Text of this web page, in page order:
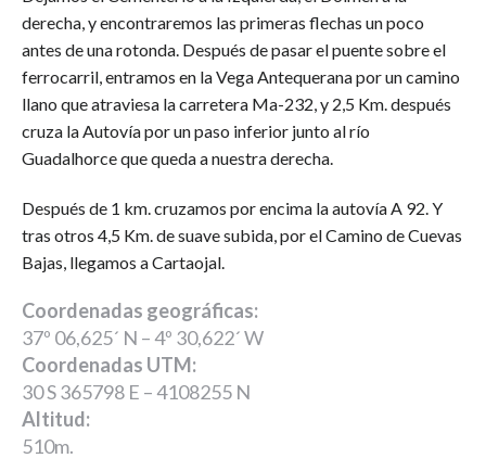
derecha, y encontraremos las primeras flechas un poco
antes de una rotonda. Después de pasar el puente sobre el
ferrocarril, entramos en la Vega Antequerana por un camino
llano que atraviesa la carretera Ma-232, y 2,5 Km. después
cruza la Autovía por un paso inferior junto al río
Guadalhorce que queda a nuestra derecha.
Después de 1 km. cruzamos por encima la autovía A 92. Y
tras otros 4,5 Km. de suave subida, por el Camino de Cuevas
Bajas, llegamos a Cartaojal.
Coordenadas geográficas:
37º 06,625´ N – 4º 30,622´ W
Coordenadas UTM:
30 S 365798 E – 4108255 N
Altitud:
510m.